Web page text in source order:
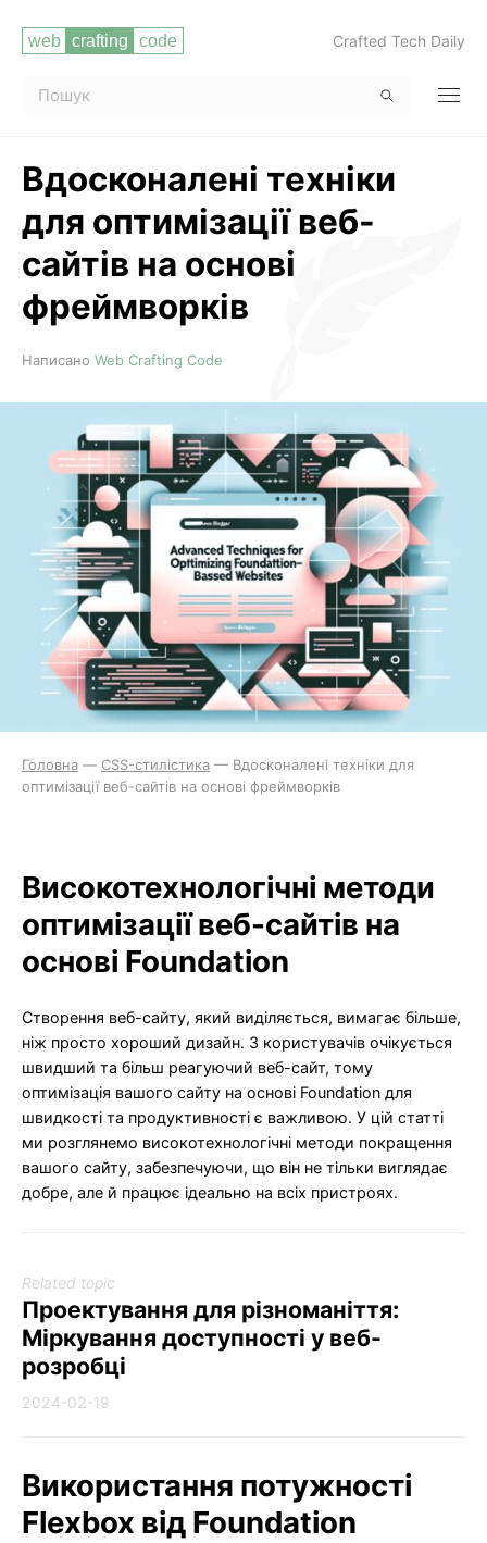
Crafted Tech Daily
Вдосконалені техніки
для оптимізації веб-
сайтів на основі
фреймворків
Читати повністю
Написано Web Crafting Code
Головна — CSS-стилістика — Вдосконалені техніки для
оптимізації веб-сайтів на основі фреймворків
Високотехнологічні методи
оптимізації веб-сайтів на
основі Foundation
Створення веб-сайту, який виділяється, вимагає більше,
ніж просто хороший дизайн. З користувачів очікується
швидший та більш реагуючий веб-сайт, тому
оптимізація вашого сайту на основі Foundation для
швидкості та продуктивності є важливою. У цій статті
ми розглянемо високотехнологічні методи покращення
вашого сайту, забезпечуючи, що він не тільки виглядає
добре, але й працює ідеально на всіх пристроях.
Related topic
Проектування для різноманіття:
Міркування доступності у веб-
розробці
2024-02-19
Використання потужності
Flexbox від Foundation